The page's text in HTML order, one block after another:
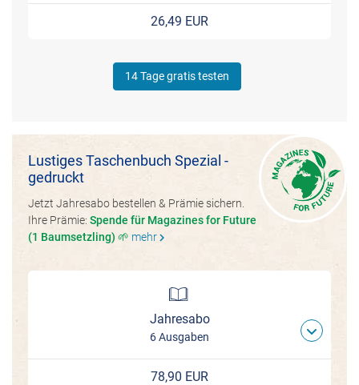
26,49 EUR
14 Tage gratis testen
Lustiges Taschenbuch Spezial -
gedruckt
Jetzt Jahresabo bestellen & Prämie sichern.
Ihre Prämie: Spende für Magazines for Future
(1 Baumsetzling) 🌱 mehrchevron_right
Jahresabo
6 Ausgaben
78,90 EUR